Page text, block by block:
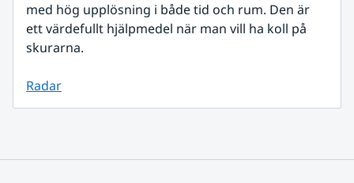
med hög upplösning i både tid och rum. Den är
ett värdefullt hjälpmedel när man vill ha koll på
skurarna.
Radar